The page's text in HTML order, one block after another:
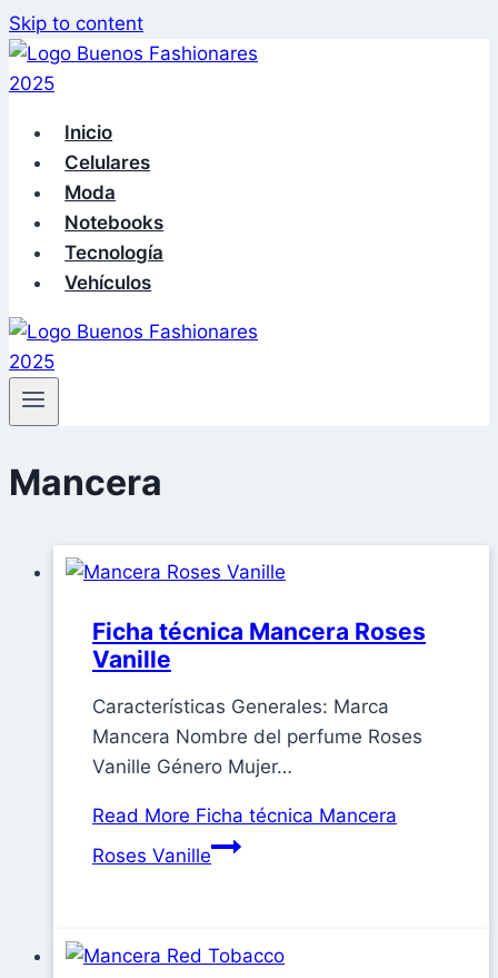
Skip to content
Inicio
Celulares
Moda
Notebooks
Tecnología
Vehículos
Mancera
Ficha técnica Mancera Roses
Vanille
Características Generales: Marca
Mancera Nombre del perfume Roses
Vanille Género Mujer…
Read More Ficha técnica Mancera
Roses Vanille